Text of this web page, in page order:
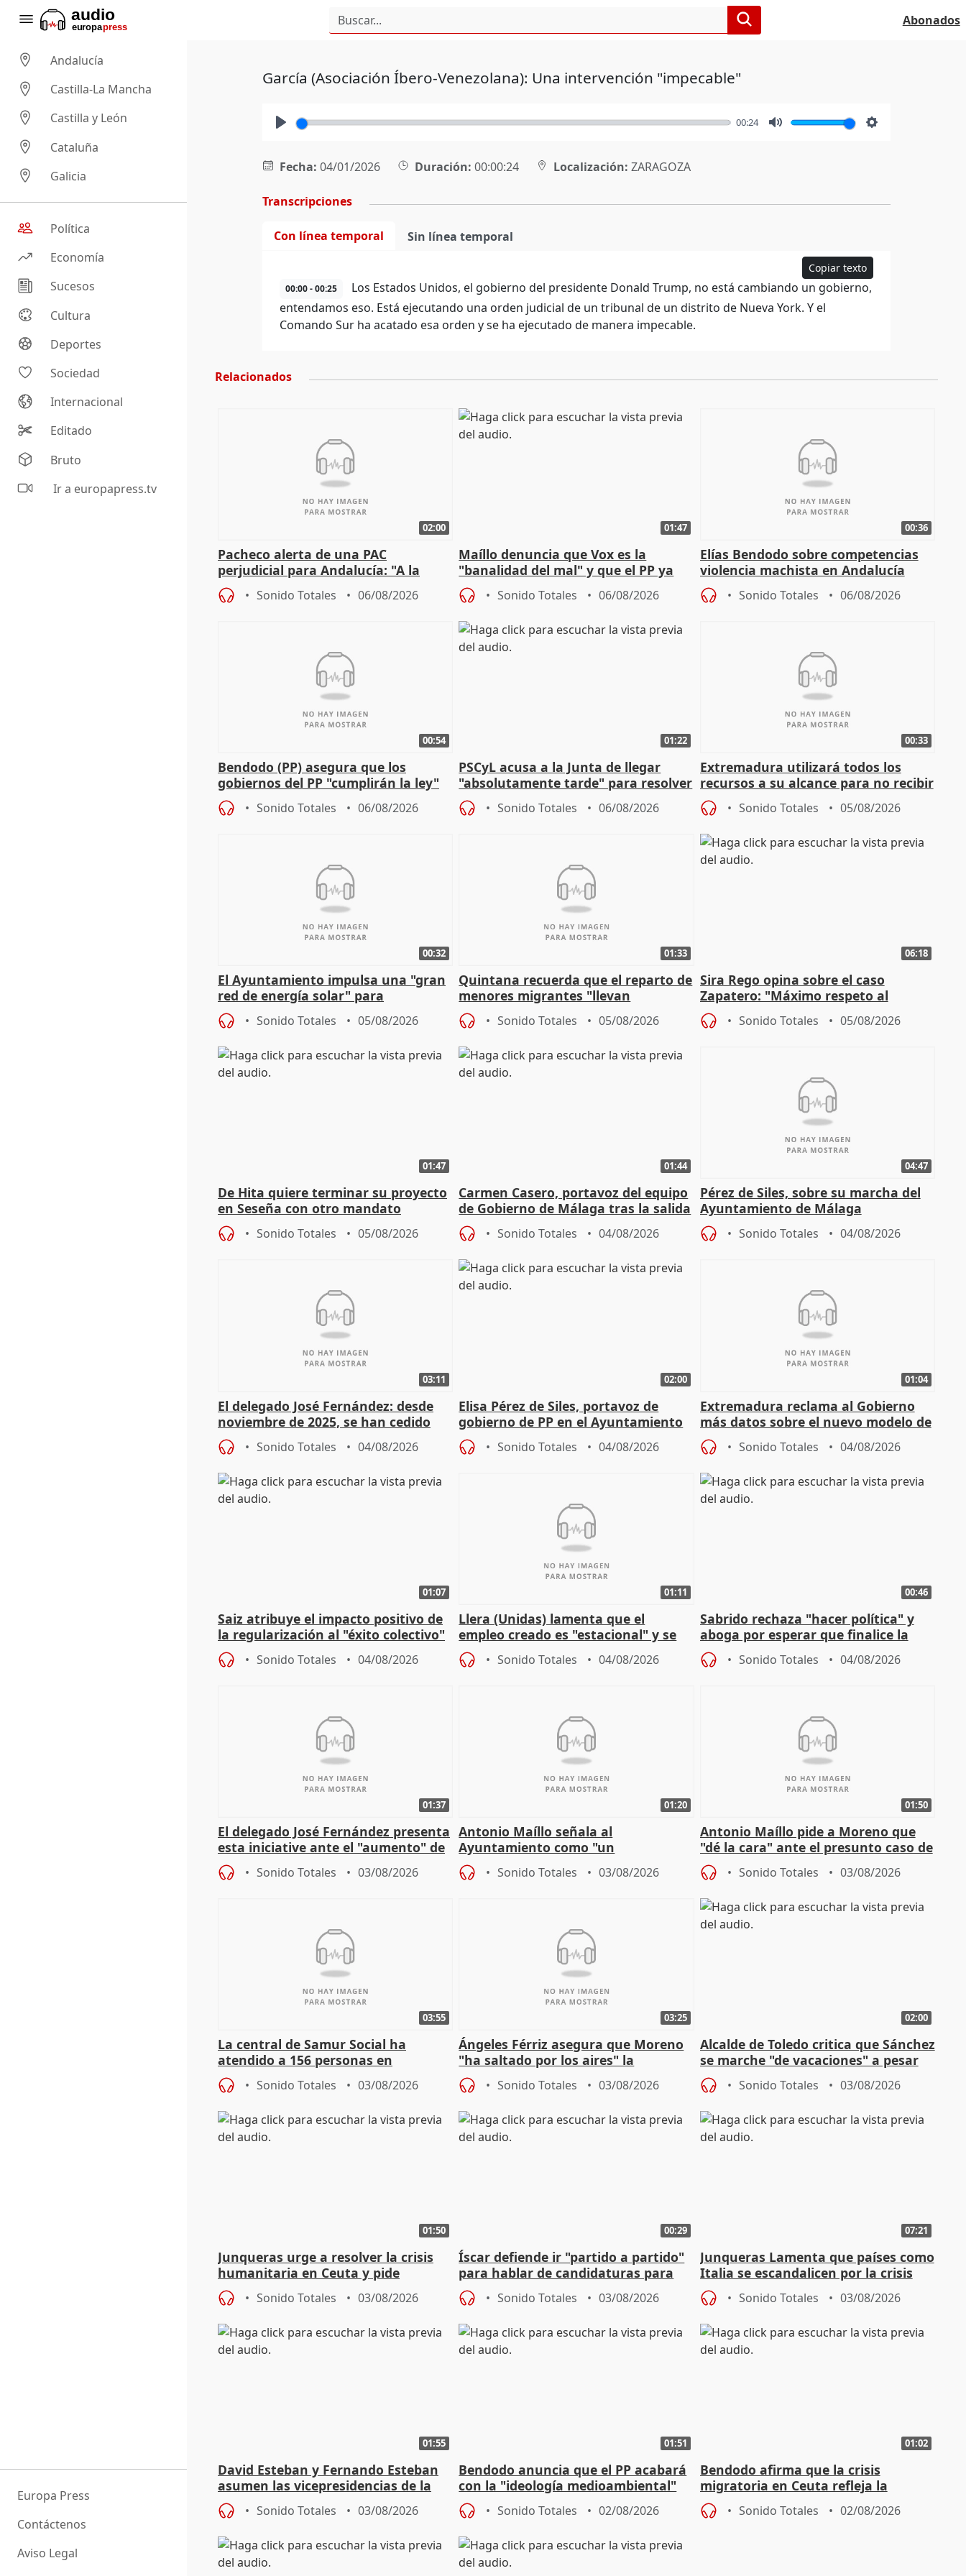
Abonados
Andalucía
Castilla-La Mancha
Castilla y León
Cataluña
Galicia
Política
Economía
Sucesos
Cultura
Deportes
Sociedad
Internacional
Editado
Bruto
Ir a europapress.tv
Europa Press
Contáctenos
Aviso Legal
García (Asociación Íbero-Venezolana): Una intervención "impecable"
00:24
Fecha: 04/01/2026 Duración: 00:00:24 Localización: ZARAGOZA
Transcripciones
Con línea temporal Sin línea temporal
Copiar texto
00:00 - 00:25
Los Estados Unidos, el gobierno del presidente Donald Trump, no está cambiando un gobierno,
entendamos eso. Está ejecutando una orden judicial de un tribunal de un distrito de Nueva York. Y el
Comando Sur ha acatado esa orden y se ha ejecutado de manera impecable.
Relacionados
02:00
Pacheco alerta de una PAC
perjudicial para Andalucía: "A la
agricultura hay que protegerla"
Sonido Totales 06/08/2026
01:47
Maíllo denuncia que Vox es la
"banalidad del mal" y que el PP ya
asume todas sus tesis
Sonido Totales 06/08/2026
00:36
Elías Bendodo sobre competencias
violencia machista en Andalucía
Sonido Totales 06/08/2026
00:54
Bendodo (PP) asegura que los
gobiernos del PP "cumplirán la ley"
sobre los menores migrantes
Sonido Totales 06/08/2026
01:22
PSCyL acusa a la Junta de llegar
"absolutamente tarde" para resolver
problemas como Newcastle
Sonido Totales 06/08/2026
00:33
Extremadura utilizará todos los
recursos a su alcance para no recibir
más menores migrantes
Sonido Totales 05/08/2026
00:32
El Ayuntamiento impulsa una "gran
red de energía solar" para
autoconsumo
Sonido Totales 05/08/2026
01:33
Quintana recuerda que el reparto de
menores migrantes "llevan
aportación del Gobierno" central
Sonido Totales 05/08/2026
06:18
Sira Rego opina sobre el caso
Zapatero: "Máximo respeto al
proceso judicial"
Sonido Totales 05/08/2026
01:47
De Hita quiere terminar su proyecto
en Seseña con otro mandato
Sonido Totales 05/08/2026
01:44
Carmen Casero, portavoz del equipo
de Gobierno de Málaga tras la salida
de Pérez de Siles
Sonido Totales 04/08/2026
04:47
Pérez de Siles, sobre su marcha del
Ayuntamiento de Málaga
Sonido Totales 04/08/2026
03:11
El delegado José Fernández: desde
noviembre de 2025, se han cedido
9.810 ayudas por nacimiento
Sonido Totales 04/08/2026
02:00
Elisa Pérez de Siles, portavoz de
gobierno de PP en el Ayuntamiento
de Málaga, deja la política
Sonido Totales 04/08/2026
01:04
Extremadura reclama al Gobierno
más datos sobre el nuevo modelo de
financiación
Sonido Totales 04/08/2026
01:07
Saiz atribuye el impacto positivo de
la regularización al "éxito colectivo"
del Gobierno
Sonido Totales 04/08/2026
01:11
Llera (Unidas) lamenta que el
empleo creado es "estacional" y se
"esfumará" al acabar el verano
Sonido Totales 04/08/2026
00:46
Sabrido rechaza "hacer política" y
aboga por esperar que finalice la
investigación del incendio
Sonido Totales 04/08/2026
01:37
El delegado José Fernández presenta
esta iniciative ante el "aumento" de
personas sin hogar en Madri
Sonido Totales 03/08/2026
01:20
Antonio Maíllo señala al
Ayuntamiento como "un
especulador más" sobre viviendas de
Jiménez Becerril
Sonido Totales 03/08/2026
01:50
Antonio Maíllo pide a Moreno que
"dé la cara" ante el presunto caso de
acoso del CEO de ADM
Sonido Totales 03/08/2026
03:55
La central de Samur Social ha
atendido a 156 personas en
situación de calle durante Campaña
de CalorSonido Totales 03/08/2026
03:25
Ángeles Férriz asegura que Moreno
"ha saltado por los aires" la
negociación tras acuerdo con SMA
Sonido Totales 03/08/2026
02:00
Alcalde de Toledo critica que Sánchez
se marche "de vacaciones" a pesar
de la crisis migratoria
Sonido Totales 03/08/2026
01:50
Junqueras urge a resolver la crisis
humanitaria en Ceuta y pide
responsabilidad a la UE
Sonido Totales 03/08/2026
00:29
Íscar defiende ir "partido a partido"
para hablar de candidaturas para
2027
Sonido Totales 03/08/2026
07:21
Junqueras Lamenta que países como
Italia se escandalicen por la crisis
migratoria
Sonido Totales 03/08/2026
01:55
David Esteban y Fernando Esteban
asumen las vicepresidencias de la
Diputación de Valladolid
Sonido Totales 03/08/2026
01:51
Bendodo anuncia que el PP acabará
con la "ideología medioambiental"
para regenerar las playas
Sonido Totales 02/08/2026
01:02
Bendodo afirma que la crisis
migratoria en Ceuta refleja la
"extrema debilidad" del Gobierno
Sonido Totales 02/08/2026